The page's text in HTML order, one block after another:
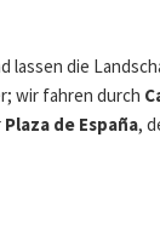
lassen die
wir fahren durch
Plaza de España,